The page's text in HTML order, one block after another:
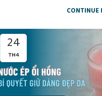
CONTINUE
24
TH4